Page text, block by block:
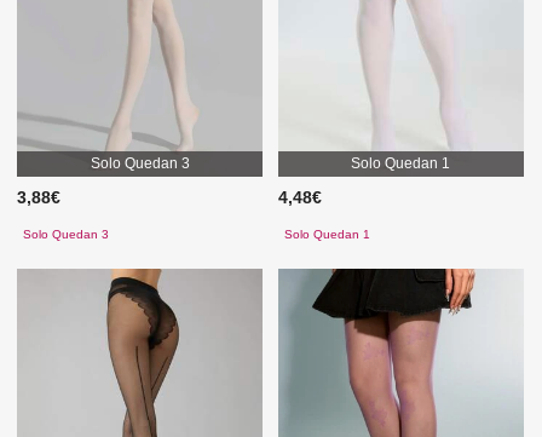
Solo Quedan 3
3,88€
Solo Quedan 3
Solo Quedan 1
4,48€
Solo Quedan 1